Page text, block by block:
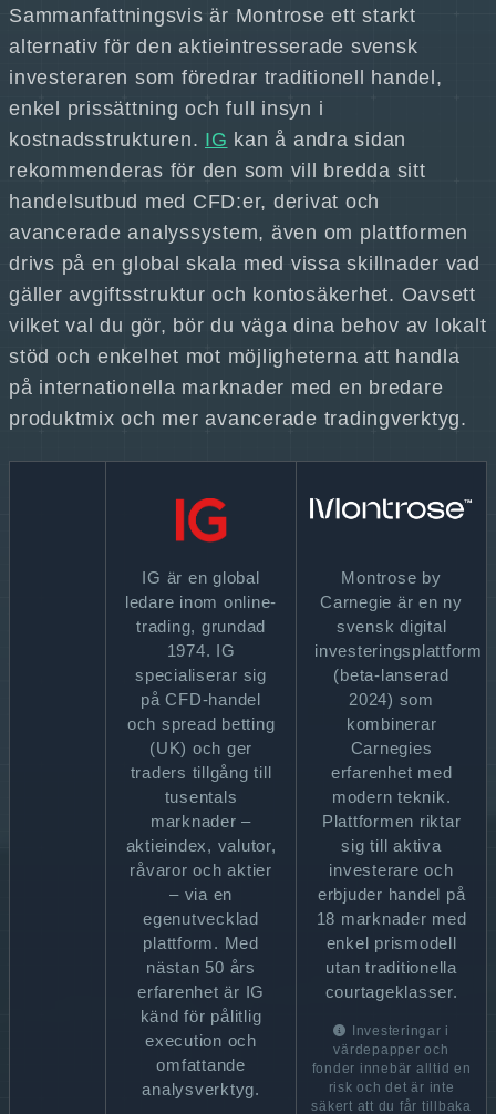
Sammanfattningsvis är Montrose ett starkt
alternativ för den aktieintresserade svensk
investeraren som föredrar traditionell handel,
enkel prissättning och full insyn i
kostnadsstrukturen. IG kan å andra sidan
rekommenderas för den som vill bredda sitt
handelsutbud med CFD:er, derivat och
avancerade analyssystem, även om plattformen
drivs på en global skala med vissa skillnader vad
gäller avgiftsstruktur och kontosäkerhet. Oavsett
vilket val du gör, bör du väga dina behov av lokalt
stöd och enkelhet mot möjligheterna att handla
på internationella marknader med en bredare
produktmix och mer avancerade tradingverktyg.
IG är en global
ledare inom online-
trading, grundad
1974. IG
specialiserar sig
på CFD-handel
och spread betting
(UK) och ger
traders tillgång till
tusentals
marknader –
aktieindex, valutor,
råvaror och aktier
– via en
egenutvecklad
plattform. Med
nästan 50 års
erfarenhet är IG
känd för pålitlig
execution och
omfattande
analysverktyg.
Montrose by
Carnegie är en ny
svensk digital
investeringsplattform
(beta-lanserad
2024) som
kombinerar
Carnegies
erfarenhet med
modern teknik.
Plattformen riktar
sig till aktiva
investerare och
erbjuder handel på
18 marknader med
enkel prismodell
utan traditionella
courtageklasser.
Investeringar i
värdepapper och
fonder innebär alltid en
risk och det är inte
säkert att du får tillbaka